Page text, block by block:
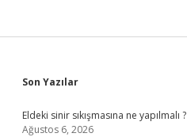
Sidebar
Son Yazılar
Eldeki sinir sıkışmasına ne yapılmalı ?
Ağustos 6, 2026